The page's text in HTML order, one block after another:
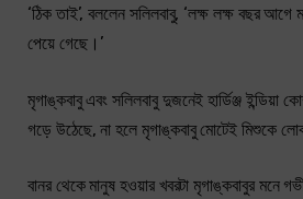
‘ঠিক তাই’, বললেন সলিলবাবু, ‘লক্ষ লক্ষ বছর
পেয়ে গেছে।’
মৃগাঙ্কবাবু এবং সলিলবাবু দুজনেই হার্ডিঞ্জ
গড়ে উঠেছে, না হলে মৃগাঙ্কবাবু মোটেই মিশুকে
বানর থেকে মানুষ হওয়ার খবরটা মৃগাঙ্কবাবুর মনে